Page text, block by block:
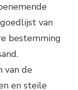
van
bestemming
van de
en steile